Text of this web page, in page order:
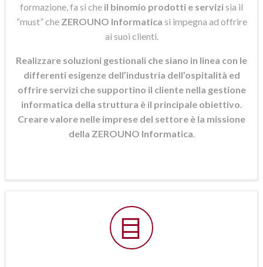
formazione, fa si che il binomio prodotti e servizisia il
“must” che ZEROUNO Informatica si impegna ad offrire
ai suoi clienti.
Realizzare soluzioni gestionali che siano in linea con le
differenti esigenze dell’industria dell’ospitalità ed
offrire servizi che supportino il cliente nella gestione
informatica della struttura è il principale obiettivo.
Creare valore nelle imprese del settore è la missione
della ZEROUNO Informatica